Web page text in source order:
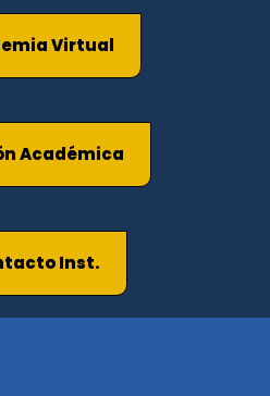
Virtual
Académica
Inst.